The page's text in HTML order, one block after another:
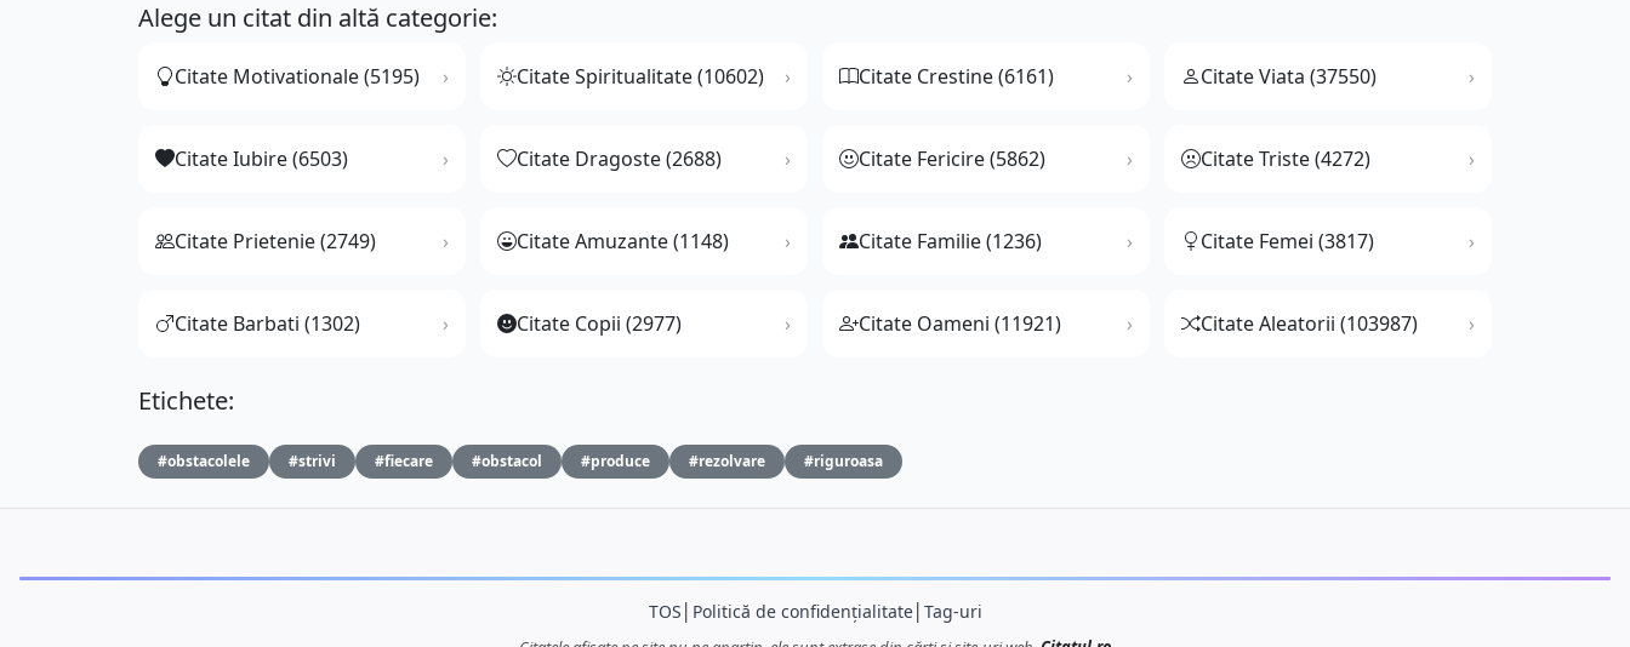
Alege un citat din altă categorie:
Citate Motivationale (5195) Citate Spiritualitate (10602) Citate Crestine (6161) Citate Viata (37550)
Citate Iubire (6503) Citate Dragoste (2688) Citate Fericire (5862) Citate Triste (4272)
Citate Prietenie (2749) Citate Amuzante (1148) Citate Familie (1236) Citate Femei (3817)
Citate Barbati (1302) Citate Copii (2977) Citate Oameni (11921) Citate Aleatorii (103987)
Etichete:
#obstacolele #strivi #fiecare #obstacol #produce #rezolvare #riguroasa
TOS Politică de confidențialitate│ Tag-uri